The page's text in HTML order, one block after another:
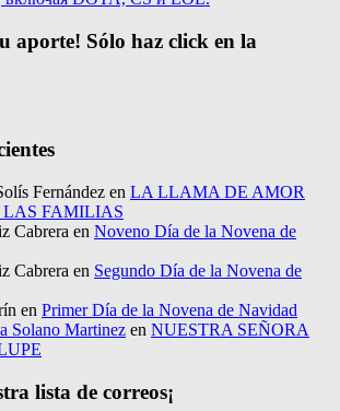
aporte! Sólo haz click en la
Fernández en LA LLAMA DE AMOR
LAS FAMILIAS
Cabrera en Noveno Día de la Novena de
Cabrera en Segundo Día de la Novena de
en Primer Día de la Novena de Navidad
Solano Martinez en NUESTRA SEÑORA
lista de correos¡